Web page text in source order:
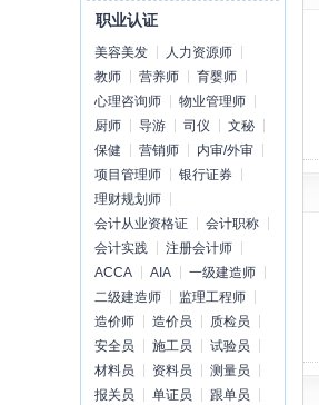
职业认证
美容美发
人力资源师
教师
营养师
育婴师
心理咨询师
物业管理师
厨师
导游 司仪
文秘
保健
营销师
内审/外审
项目管理师
银行证券
理财规划师
会计从业资格证
会计职称
会计实践
注册会计师
ACCA
AIA
一级建造师
二级建造师
监理工程师
造价师
造价员
质检员
安全员
施工员
试验员
材料员
资料员
测量员
报关员
单证员
跟单员